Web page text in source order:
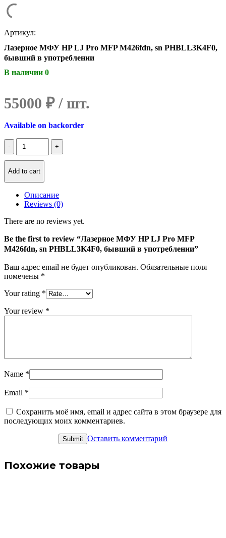
Артикул:
Лазерное МФУ HP LJ Pro MFP M426fdn, sn PHBLL3K4F0,
бывший в употреблении
В наличии 0
55000 ₽
Available on backorder
Количество
Лазерное
МФУ
HP
MFP
M426fdn,
PHBLL3K4F0,
в
употреблении
Add to cart
Описание
Reviews (0)
There are no reviews yet.
Be the first to review “Лазерное МФУ HP LJ Pro MFP
M426fdn, sn PHBLL3K4F0, бывший в употреблении”
Ваш адрес email не будет опубликован. Обязательные поля
помечены *
Your rating *
Your review *
Name *
Email *
Сохранить моё имя, email и адрес сайта в этом браузере для
последующих моих комментариев.
Оставить комментарий
Похожие товары